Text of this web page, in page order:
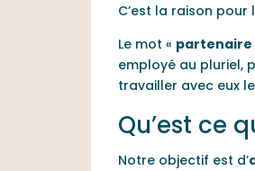
C’est la raison
Le mot « partenaire
employé au pluriel,
travailler avec eux
Qu’est ce
Notre objectif est d’